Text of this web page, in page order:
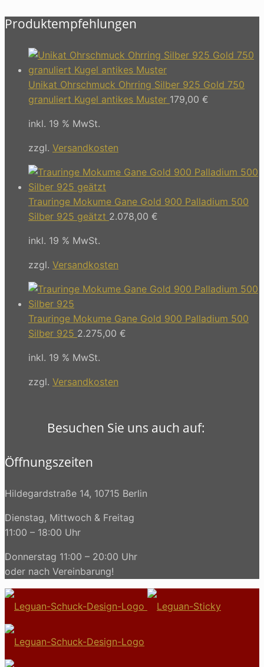
Produktempfehlungen
Unikat Ohrschmuck Ohrring Silber 925 Gold 750
granuliert Kugel antikes Muster 179,00 €
inkl. 19 % MwSt.
zzgl. Versandkosten
Trauringe Mokume Gane Gold 900 Palladium 500
Silber 925 geätzt 2.078,00 €
inkl. 19 % MwSt.
zzgl. Versandkosten
Trauringe Mokume Gane Gold 900 Palladium 500
Silber 925 2.275,00 €
inkl. 19 % MwSt.
zzgl. Versandkosten
Besuchen Sie uns auch auf:
Öffnungszeiten
Hildegardstraße 14, 10715 Berlin
Dienstag, Mittwoch & Freitag
11:00 – 18:00 Uhr
Donnerstag 11:00 – 20:00 Uhr
oder nach Vereinbarung!